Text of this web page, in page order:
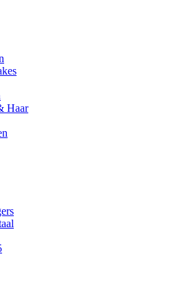
Haar